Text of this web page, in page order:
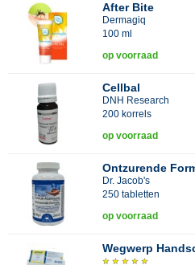
After Bite
Dermagiq
100 ml
op voorraad
Cellbal
DNH Research
200 korrels
op voorraad
Ontzurende
Dr. Jacob's
250 tabletten
op voorraad
Wegwerp